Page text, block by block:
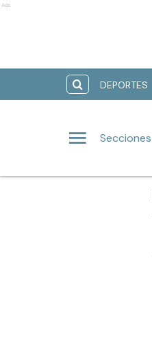
Ads
DEPORTES
Secciones